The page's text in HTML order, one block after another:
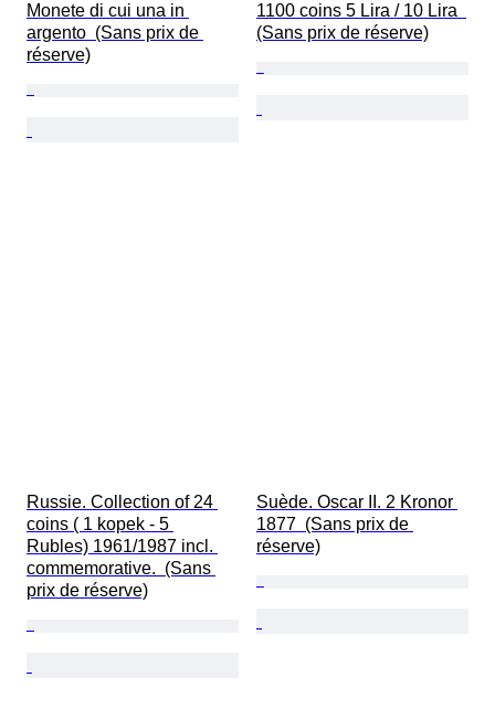
Monete di cui una in
argento  (Sans prix de
réserve)
1100 coins 5 Lira / 10 Lira
(Sans prix de réserve)
Russie. Collection of 24
coins ( 1 kopek - 5
Rubles) 1961/1987 incl.
commemorative.  (Sans
prix de réserve)
Suède. Oscar II. 2 Kronor
1877  (Sans prix de
réserve)